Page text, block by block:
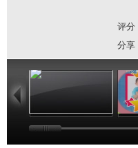
评分
分享
01:03